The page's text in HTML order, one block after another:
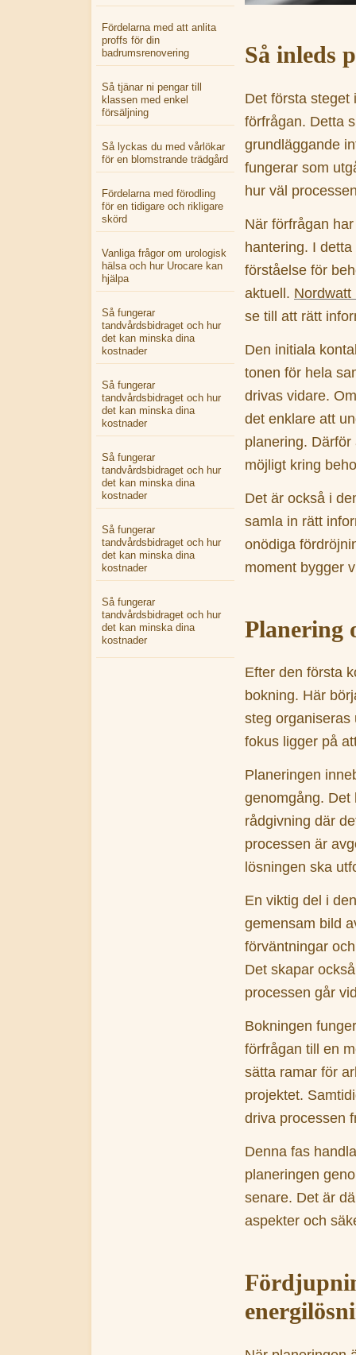
Så inleds
Det första steget
förfrågan. Detta
grundläggande
fungerar som
hur väl
När förfrågan
hantering. I
förståelse för
aktuell. Nordwatt
se till att rätt
Den initiala
tonen för hela
drivas vidare.
det enklare att
planering.
möjligt kring
Det är också i
samla in rätt
onödiga
moment bygger
Planering
Efter den första
bokning. Här
steg organiseras
fokus ligger på
Planeringen
genomgång. Det
rådgivning där
processen är
lösningen ska
En viktig del i
gemensam bild
förväntningar
Det skapar
processen går
Bokningen
förfrågan till en
sätta ramar för
projektet.
driva processen
Denna fas
planeringen
senare. Det är
aspekter och
Fördelarna med att anlita
proffs för din
badrumsrenovering
Så tjänar ni pengar till
klassen med enkel
försäljning
Så lyckas du med vårlökar
för en blomstrande trädgård
Fördelarna med förodling
för en tidigare och rikligare
skörd
Vanliga frågor om urologisk
hälsa och hur Urocare kan
hjälpa
Så fungerar
tandvårdsbidraget och hur
det kan minska dina
kostnader
Så fungerar
tandvårdsbidraget och hur
det kan minska dina
kostnader
Så fungerar
tandvårdsbidraget och hur
det kan minska dina
kostnader
Så fungerar
tandvårdsbidraget och hur
det kan minska dina
kostnader
Så fungerar
tandvårdsbidraget och hur
det kan minska dina
kostnader